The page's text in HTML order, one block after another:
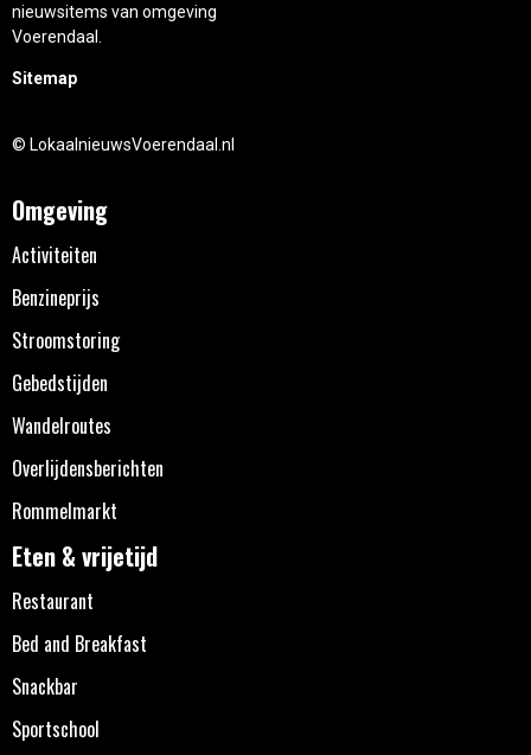
nieuwsitems van omgeving
Voerendaal.
Sitemap
© LokaalnieuwsVoerendaal.nl
Omgeving
Activiteiten
Benzineprijs
Stroomstoring
Gebedstijden
Wandelroutes
Overlijdensberichten
Rommelmarkt
Eten & vrijetijd
Restaurant
Bed and Breakfast
Snackbar
Sportschool